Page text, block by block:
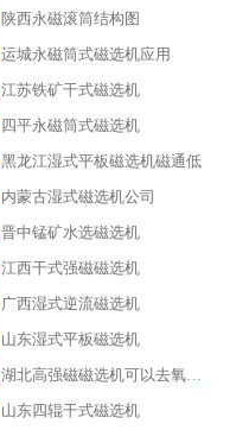
陕西永磁滚筒结构图
运城永磁筒式磁选机应用
江苏铁矿干式磁选机
四平永磁筒式磁选机
黑龙江湿式平板磁选机磁通低
内蒙古湿式磁选机公司
晋中锰矿水选磁选机
江西干式强磁磁选机
广西湿式逆流磁选机
山东湿式平板磁选机
湖北高强磁磁选机可以去氧化铝
山东四辊干式磁选机